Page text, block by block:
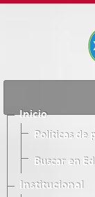
Inicio
Políticas de
Buscar en
Institucional